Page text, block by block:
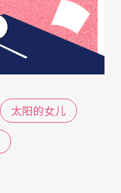
太阳的女儿